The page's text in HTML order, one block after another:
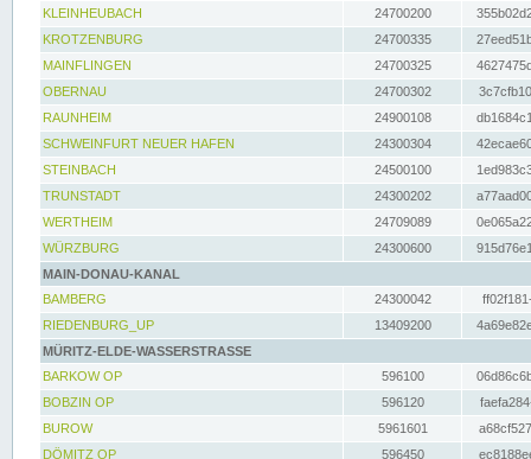
KLEINHEUBACH 24700200
KROTZENBURG
24700335
MAINFLINGEN
24700325
OBERNAU
24700302
RAUNHEIM
24900108
SCHWEINFURT NEUER HAFEN
24300304
STEINBACH
24500100
TRUNSTADT
24300202
WERTHEIM
24709089
WÜRZBURG
24300600
MAIN-DONAU-KANAL
BAMBERG
24300042
RIEDENBURG_UP
13409200
MÜRITZ-ELDE-WASSERSTRASSE
BARKOW OP
596100
BOBZIN OP
596120
BUROW
5961601
DÖMITZ OP
596450